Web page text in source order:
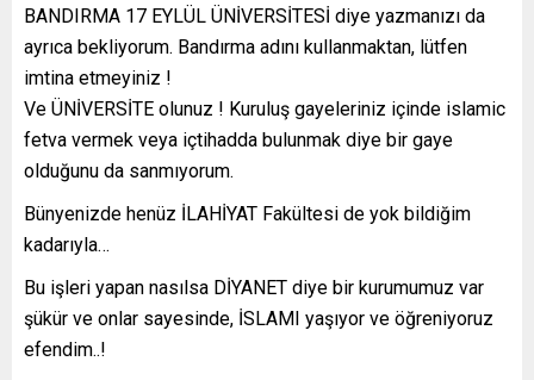
BANDIRMA 17 EYLÜL ÜNİVERSİTESİ diye yazmanızı da
ayrıca bekliyorum. Bandırma adını kullanmaktan, lütfen
imtina etmeyiniz !
Ve ÜNİVERSİTE olunuz ! Kuruluş gayeleriniz içinde islamic
fetva vermek veya içtihadda bulunmak diye bir gaye
olduğunu da sanmıyorum.
Bünyenizde henüz İLAHİYAT Fakültesi de yok bildiğim
kadarıyla…
Bu işleri yapan nasılsa DİYANET diye bir kurumumuz var
şükür ve onlar sayesinde, İSLAMI yaşıyor ve öğreniyoruz
efendim..!